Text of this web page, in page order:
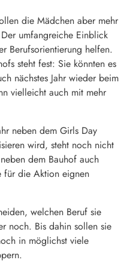
die Mädchen aber mehr
umfangreiche Einblick
Berufsorientierung helfen.
steht fest: Sie könnten es
nächstes Jahr wieder beim
vielleicht auch mit mehr
neben dem Girls Day
wird, steht noch nicht
dem Bauhof auch
für die Aktion eignen
welchen Beruf sie
noch. Bis dahin sollen sie
in möglichst viele